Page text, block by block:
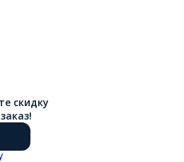
скидку